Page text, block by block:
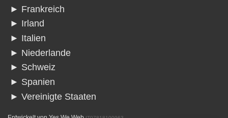
► Frankreich
► Irland
► Italien
► Niederlande
► Schweiz
► Spanien
► Vereinigte Staaten